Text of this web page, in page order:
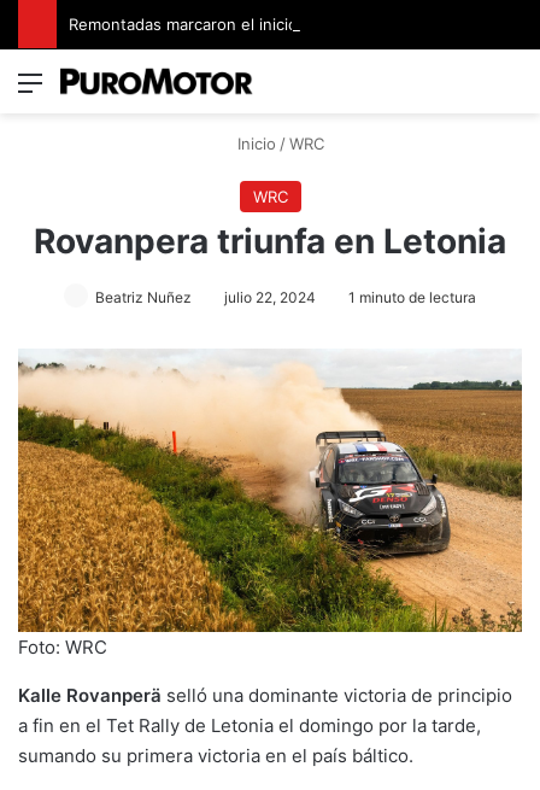
Menú
Inicio / WRC
WRC
Rovanpera triunfa en Letonia
Beatriz Nuñez julio 22, 2024 1 minuto de lectura
Foto: WRC
Kalle Rovanperä selló una dominante victoria de principio
a fin en el Tet Rally de Letonia el domingo por la tarde,
sumando su primera victoria en el país báltico.